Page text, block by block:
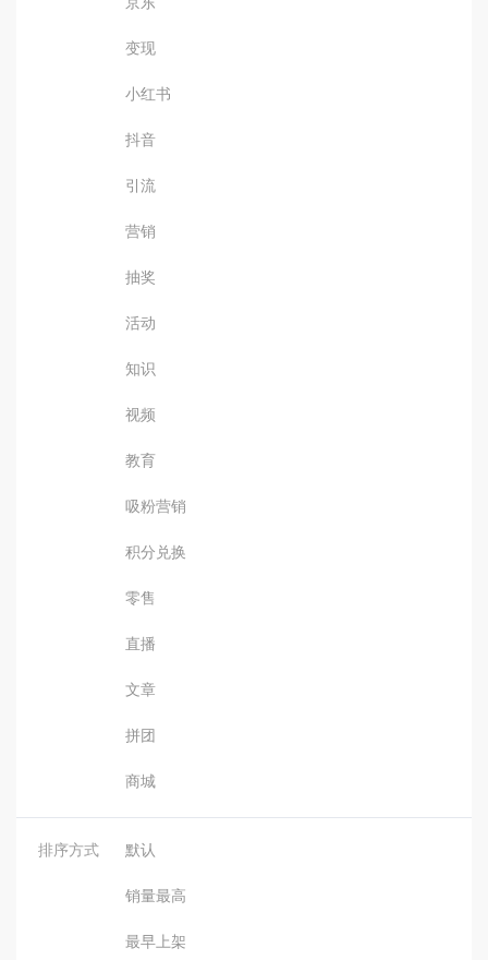
变现
小红书
抖音
引流
营销
抽奖
活动
知识
视频
教育
吸粉营销
积分兑换
零售
直播
文章
拼团
商城
排序方式 默认
销量最高
最早上架